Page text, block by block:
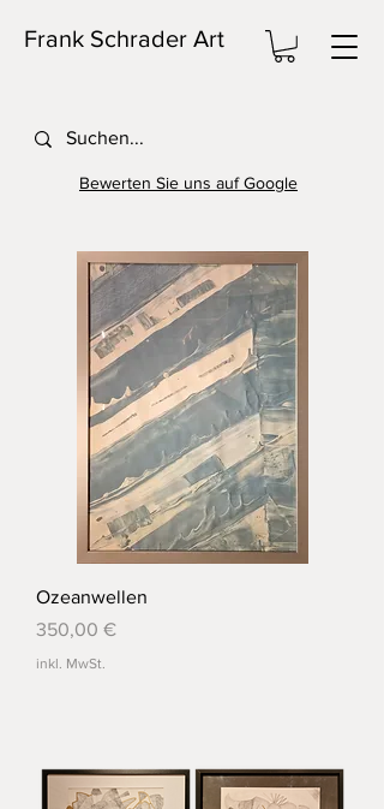
Frank Schrader Art
Bewerten Sie uns auf Google
Ozeanwellen
Preis
350,00 €
inkl. MwSt.